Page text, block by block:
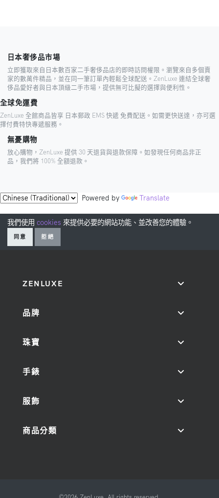
日本奢侈品市場
立即獲取來自日本數百家二手奢侈品店的即時訪問權限。瀏覽來自多個賣
家的數萬件精品，並在同一筆訂單內輕鬆全球配送。ZenLuxe 連結全球奢
侈品愛好者與日本頂級二手市場，提供無可比擬的選擇與便利性。
全球免運費
ZenLuxe 全館商品皆享 日本郵政 EMS 快遞 免費配送。如需更快送達，亦可選
擇付費特快專遞服務。
無憂購物
放心購物，ZenLuxe 提供 30 天退貨與退款保障。如發現任何商品非正
品，我們將 100% 全額退款。
Powered by Translate
我們使用 cookies 來提供必要的網站功能、並改善您的體驗。
同意 拒絕
ZENLUXE
品牌
珠寶
手錶
服飾
商品分類